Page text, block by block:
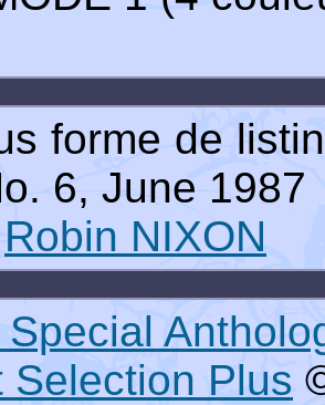
forme de
6, June 1987
Robin NIXON
Selection Plus